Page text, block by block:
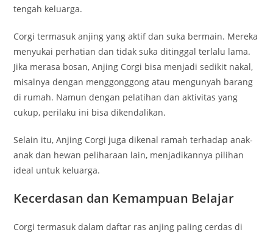
tengah keluarga.
Corgi termasuk anjing yang aktif dan suka bermain. Mereka
menyukai perhatian dan tidak suka ditinggal terlalu lama.
Jika merasa bosan, Anjing Corgi bisa menjadi sedikit nakal,
misalnya dengan menggonggong atau mengunyah barang
di rumah. Namun dengan pelatihan dan aktivitas yang
cukup, perilaku ini bisa dikendalikan.
Selain itu, Anjing Corgi juga dikenal ramah terhadap anak-
anak dan hewan peliharaan lain, menjadikannya pilihan
ideal untuk keluarga.
Kecerdasan dan Kemampuan Belajar
Corgi termasuk dalam daftar ras anjing paling cerdas di